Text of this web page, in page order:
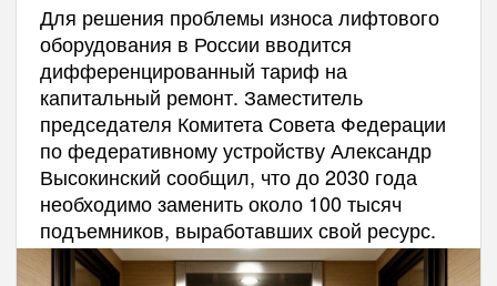
Для решения проблемы износа лифтового
оборудования в России вводится
дифференцированный тариф на
капитальный ремонт. Заместитель
председателя Комитета Совета Федерации
по федеративному устройству Александр
Высокинский сообщил, что до 2030 года
необходимо заменить около 100 тысяч
подъемников, выработавших свой ресурс.